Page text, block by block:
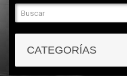
CATEGORÍAS